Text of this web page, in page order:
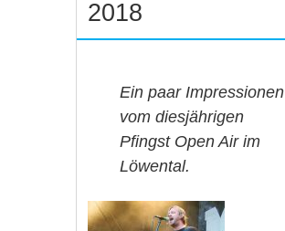
2018
Ein paar Impressionen
vom diesjährigen
Pfingst Open Air im
Löwental.